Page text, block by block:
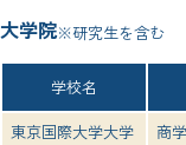
大学院※研究生を含む
学校名
東京国際大学大学
商